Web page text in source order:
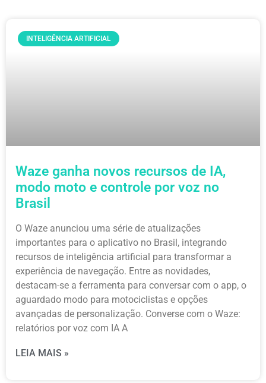
INTELIGÊNCIA ARTIFICIAL
Waze ganha novos recursos de IA,
modo moto e controle por voz no
Brasil
O Waze anunciou uma série de atualizações
importantes para o aplicativo no Brasil, integrando
recursos de inteligência artificial para transformar a
experiência de navegação. Entre as novidades,
destacam-se a ferramenta para conversar com o app, o
aguardado modo para motociclistas e opções
avançadas de personalização. Converse com o Waze:
relatórios por voz com IA A
LEIA MAIS »